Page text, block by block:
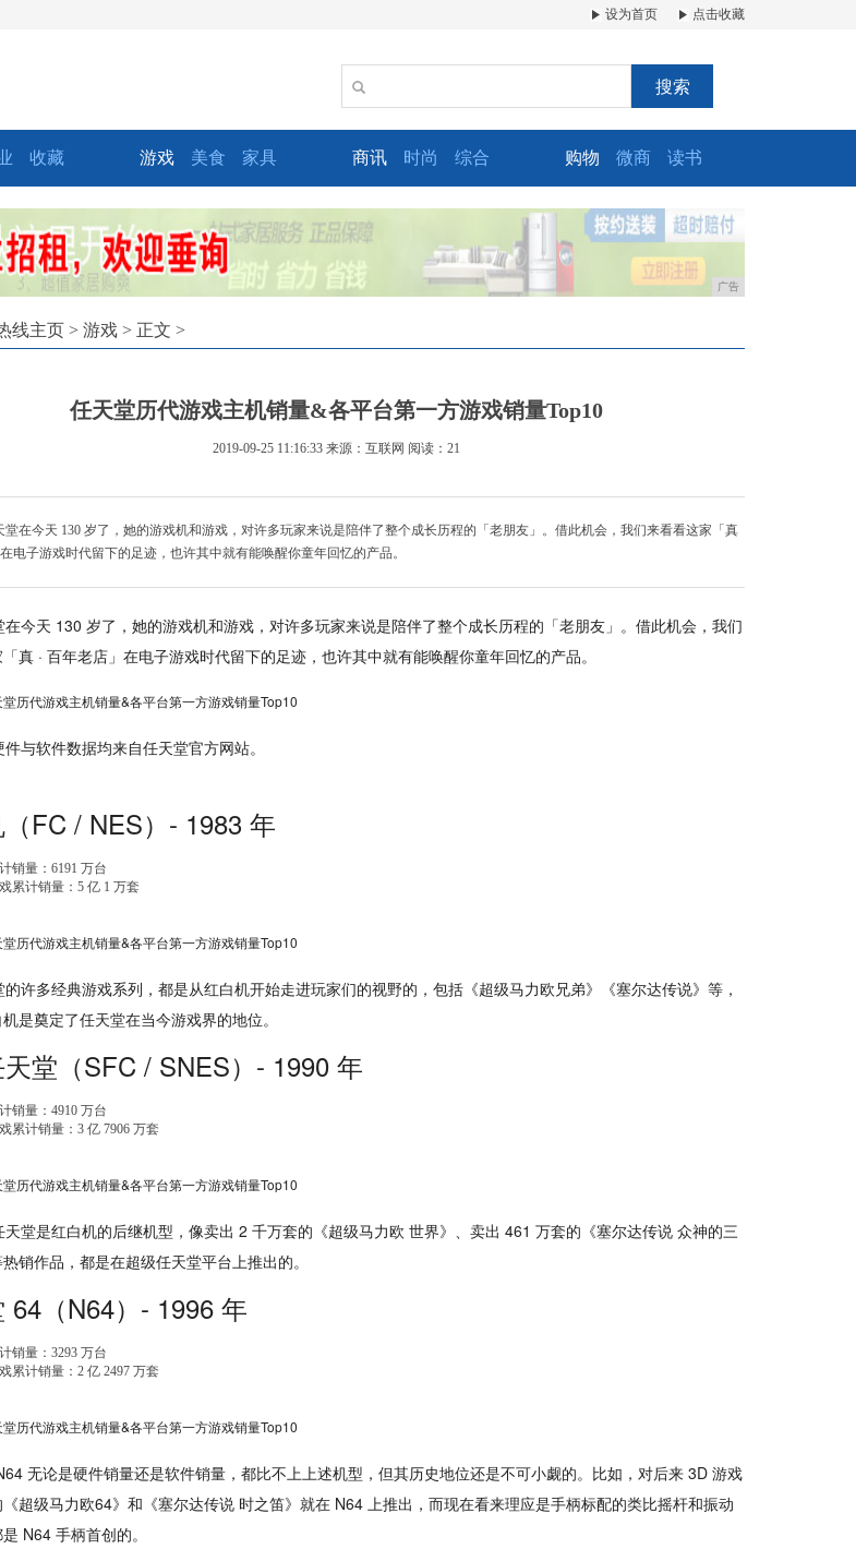
设为首页 点击收藏
搜索
收藏 游戏 美食 家具 商讯 时尚 综合 购物 微商 读书
广告
线主页 > 游戏 > 正文 >
任天堂历代游戏主机销量&各平台第一方游戏销量Top10
2019-09-25 11:16:33 来源：互联网 阅读：21
堂在今天 130 岁了，她的游戏机和游戏，对许多玩家来说是陪伴了整个成长历程的「老朋友」。借此机会，我们来看看这家「真
电子游戏时代留下的足迹，也许其中就有能唤醒你童年回忆的产品。
在今天 130 岁了，她的游戏机和游戏，对许多玩家来说是陪伴了整个成长历程的「老朋友」。借此机会，我们
真 · 百年老店」在电子游戏时代留下的足迹，也许其中就有能唤醒你童年回忆的产品。
件与软件数据均来自任天堂官方网站。
FC / NES）- 1983 年
销量：6191 万台
累计销量：5 亿 1 万套
的许多经典游戏系列，都是从红白机开始走进玩家们的视野的，包括《超级马力欧兄弟》《塞尔达传说》等，
是奠定了任天堂在当今游戏界的地位。
堂（SFC / SNES）- 1990 年
销量：4910 万台
累计销量：3 亿 7906 万套
天堂是红白机的后继机型，像卖出 2 千万套的《超级马力欧 世界》、卖出 461 万套的《塞尔达传说 众神的三
销作品，都是在超级任天堂平台上推出的。
64（N64）- 1996 年
销量：3293 万台
累计销量：2 亿 2497 万套
无论是硬件销量还是软件销量，都比不上上述机型，但其历史地位还是不可小觑的。比如，对后来 3D 游戏
超级马力欧64》和《塞尔达传说 时之笛》就在 N64 上推出，而现在看来理应是手柄标配的类比摇杆和振动
N64 手柄首创的。